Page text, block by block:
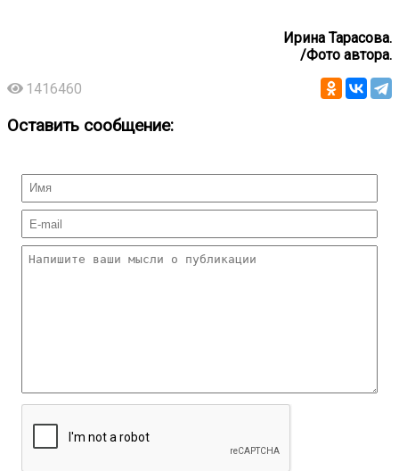
Ирина Тарасова.
/Фото автора.
1416460
Оставить сообщение: